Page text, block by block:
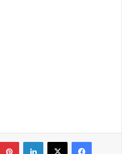
فيسبوك ‫X لينكدإن